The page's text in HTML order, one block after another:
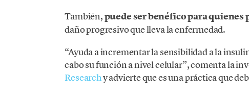
También,puede ser benéfico para quienes
daño progresivo que lleva la enfermedad.
“Ayuda a incrementar la sensibilidad a la
cabo su función a nivel celular”, comenta la
Researchy advierte que es una práctica que